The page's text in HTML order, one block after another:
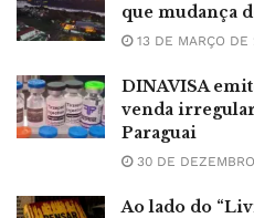
que mudança
13 DE MARÇO DE
DINAVISA
venda
Paraguai
30 DE
Ao lado do